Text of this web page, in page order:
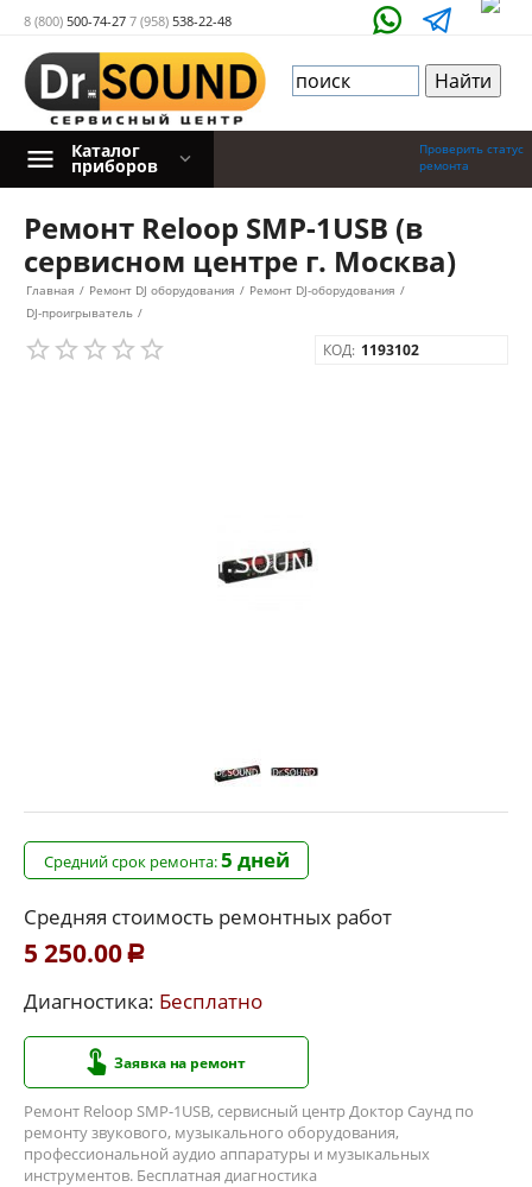
8 (800) 500-74-27 7 (958) 538-22-48
Проверить статус
ремонта
Каталог
приборов
Ремонт Reloop SMP-1USB (в
сервисном центре г. Москва)
Главная / Ремонт DJ оборудования / Ремонт DJ-оборудования /
DJ-проигрыватель /
КОД: 1193102
Средний срок ремонта:5 дней
Средняя стоимость ремонтных работ
5 250.00 Р
Диагностика: Бесплатно
Заявка на ремонт
Ремонт Reloop SMP-1USB, сервисный центр Доктор Саунд по
ремонту звукового, музыкального оборудования,
профессиональной аудио аппаратуры и музыкальных
инструментов. Бесплатная диагностика